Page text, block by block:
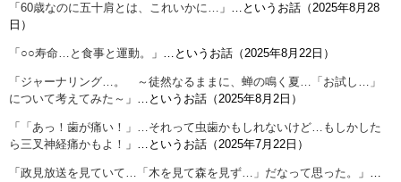
「 60歳なのに五十肩とは、これいかに… 」…というお話（2025年8月28
日）
「 ○○寿命…と食事と運動。 」…というお話（2025年8月22日）
「 ジャーナリング…。 ～徒然なるままに、蝉の鳴く夏…「お試し…」
について考えてみた～ 」…というお話（2025年8月2日）
「
「あっ！歯が痛い！」…それって虫歯かもしれないけど…もしかした
ら三叉神経痛かもよ！ 」…というお話（2025年7月22日）
「 政見放送を見ていて…「木を見て森を見ず…」だなって思った。
」…